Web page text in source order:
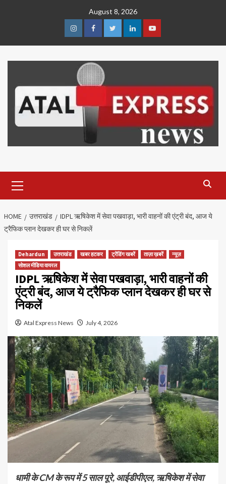
August 8, 2026
InstagramFacebookTwitterLinkedinYoutube
Menu
HOME उत्तराखंड
IDPL ऋषिकेश में सेवा पखवाड़ा, भारी वाहनों की एंट्री बंद, आज ये
ट्रैफिक प्लान देखकर ही घर से निकलें
Dehardun उत्तराखंड खबर हटकर ट्रेंडिंग खबरें ताज़ा ख़बरें
न्यूज़
सोशल मीडिया वायरल
IDPL ऋषिकेश में सेवा पखवाड़ा, भारी वाहनों की
एंट्री बंद, आज ये ट्रैफिक प्लान देखकर ही घर से
निकलें
Atal Express News July 4, 2026
धामी के CM के रूप में 5 साल पूरे, आईडीपीएल, ऋषिकेश में सेवा